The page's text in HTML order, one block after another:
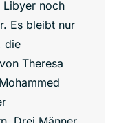
Libyer noch
Es bleibt nur
die
Theresa